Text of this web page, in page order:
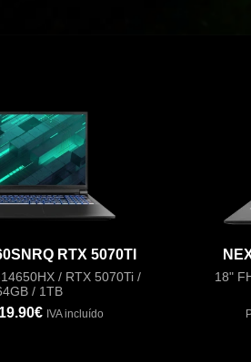
RTX 5070TI
/ RTX 5070Ti /
/ 1TB
IVA incluído
18"